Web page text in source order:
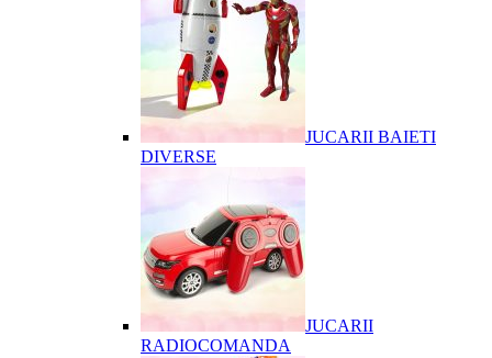
JUCARII BAIETI
DIVERSE
JUCARII
RADIOCOMANDA